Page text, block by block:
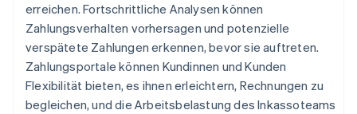
erreichen. Fortschrittliche Analysen können
Zahlungsverhalten vorhersagen und potenzielle
verspätete Zahlungen erkennen, bevor sie auftreten.
Zahlungsportale können Kundinnen und Kunden
Flexibilität bieten, es ihnen erleichtern, Rechnungen zu
begleichen, und die Arbeitsbelastung des Inkassoteams